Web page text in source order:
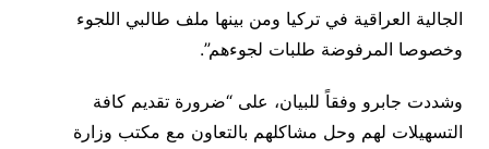
الجالية العراقية في تركيا ومن بينها ملف طالبي اللجوء
وخصوصا المرفوضة طلبات لجوءهم”.
وشددت جابرو وفقاً للبيان، على “ضرورة تقديم كافة
التسهيلات لهم وحل مشاكلهم بالتعاون مع مكتب وزارة